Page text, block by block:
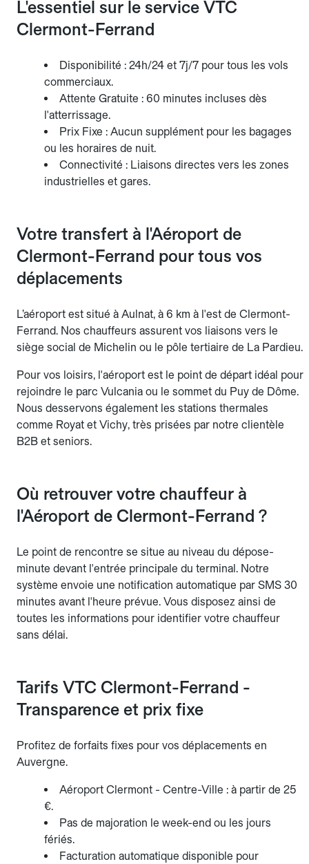
L'essentiel sur le service VTC
Clermont-Ferrand
Disponibilité : 24h/24 et 7j/7 pour tous les vols
commerciaux.
Attente Gratuite : 60 minutes incluses dès
l'atterrissage.
Prix Fixe : Aucun supplément pour les bagages
ou les horaires de nuit.
Connectivité : Liaisons directes vers les zones
industrielles et gares.
Votre transfert à l'Aéroport de
Clermont-Ferrand pour tous vos
déplacements
L’aéroport est situé à Aulnat, à 6 km à l'est de Clermont-
Ferrand. Nos chauffeurs assurent vos liaisons vers le
siège social de Michelin ou le pôle tertiaire de La Pardieu.
Pour vos loisirs, l'aéroport est le point de départ idéal pour
rejoindre le parc Vulcania ou le sommet du Puy de Dôme.
Nous desservons également les stations thermales
comme Royat et Vichy, très prisées par notre clientèle
B2B et seniors.
Où retrouver votre chauffeur à
l'Aéroport de Clermont-Ferrand ?
Le point de rencontre se situe au niveau du dépose-
minute devant l'entrée principale du terminal. Notre
système envoie une notification automatique par SMS 30
minutes avant l'heure prévue. Vous disposez ainsi de
toutes les informations pour identifier votre chauffeur
sans délai.
Tarifs VTC Clermont-Ferrand -
Transparence et prix fixe
Profitez de forfaits fixes pour vos déplacements en
Auvergne.
Aéroport Clermont - Centre-Ville : à partir de 25
€.
Pas de majoration le week-end ou les jours
fériés.
Facturation automatique disponible pour